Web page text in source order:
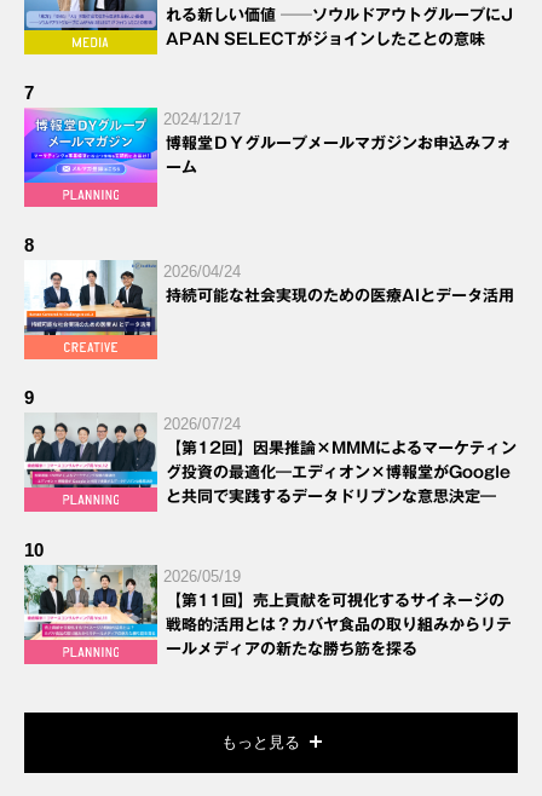
れる新しい価値 ──ソウルドアウトグループにJ
APAN SELECTがジョインしたことの意味
7
2024/12/17
博報堂ＤＹグループメールマガジンお申込みフォ
ーム
8
2026/04/24
持続可能な社会実現のための医療AIとデータ活用
9
2026/07/24
【第12回】因果推論×MMMによるマーケティン
グ投資の最適化―エディオン×博報堂がGoogle
と共同で実践するデータドリブンな意思決定―
10
2026/05/19
【第11回】売上貢献を可視化するサイネージの
戦略的活用とは？カバヤ食品の取り組みからリテ
ールメディアの新たな勝ち筋を探る
もっと見る